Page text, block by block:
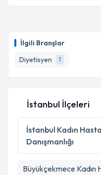
İlgili Branşlar
Diyetisyen
1
İstanbul İlçeleri
İstanbul Kadın
Danışmanlığı
Büyükçekmece Kadın